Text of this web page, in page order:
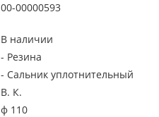
00-00000593
В наличии
- Резина
- Сальник уплотнительный
В. К.
ф 110